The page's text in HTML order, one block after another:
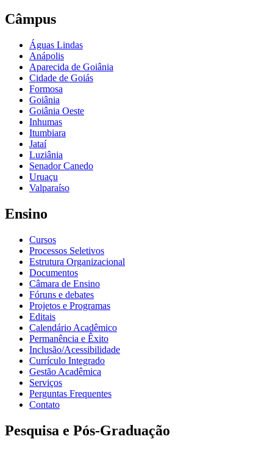
Câmpus
Águas Lindas
Anápolis
Aparecida de Goiânia
Cidade de Goiás
Formosa
Goiânia
Goiânia Oeste
Inhumas
Itumbiara
Jataí
Luziânia
Senador Canedo
Uruaçu
Valparaíso
Ensino
Cursos
Processos Seletivos
Estrutura Organizacional
Documentos
Câmara de Ensino
Fóruns e debates
Projetos e Programas
Editais
Calendário Acadêmico
Permanência e Êxito
Inclusão/Acessibilidade
Currículo Integrado
Gestão Acadêmica
Serviços
Perguntas Frequentes
Contato
Pesquisa e Pós-Graduação